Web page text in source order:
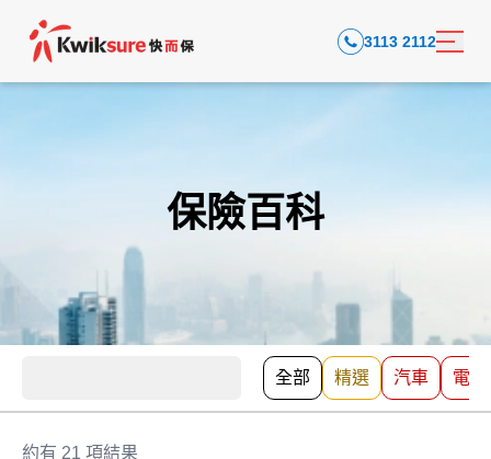
3113 2112
保險百科
全部 精選 汽車 電
約有 21 項結果